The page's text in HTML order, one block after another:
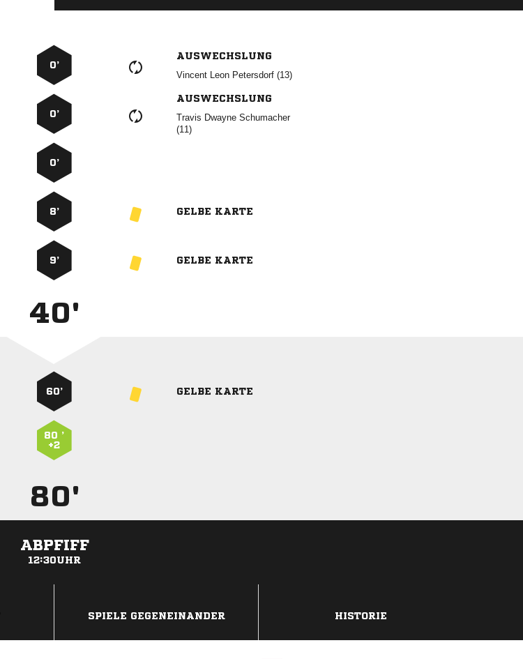
0’
AUSWECHSLUNG
   
0’
AUSWECHSLUNG
  

0’
8’ GELBE KARTE
9’ GELBE KARTE
40'
60’ GELBE KARTE
80 ’
+2
80'
ABPFIFF
12:30UHR
SPIELE GEGENEINANDER HISTORIE